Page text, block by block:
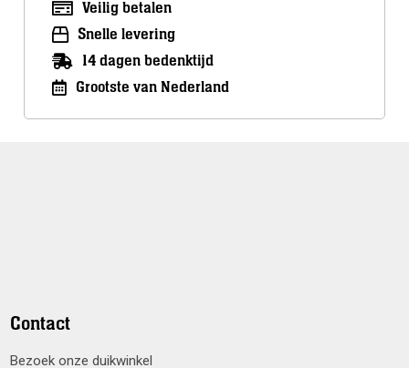
Veilig betalen
Snelle levering
14 dagen bedenktijd
Grootste van Nederland
Contact
Bezoek onze duikwinkel